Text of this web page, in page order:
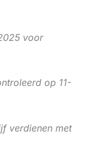
voor
op 11-
verdienen met